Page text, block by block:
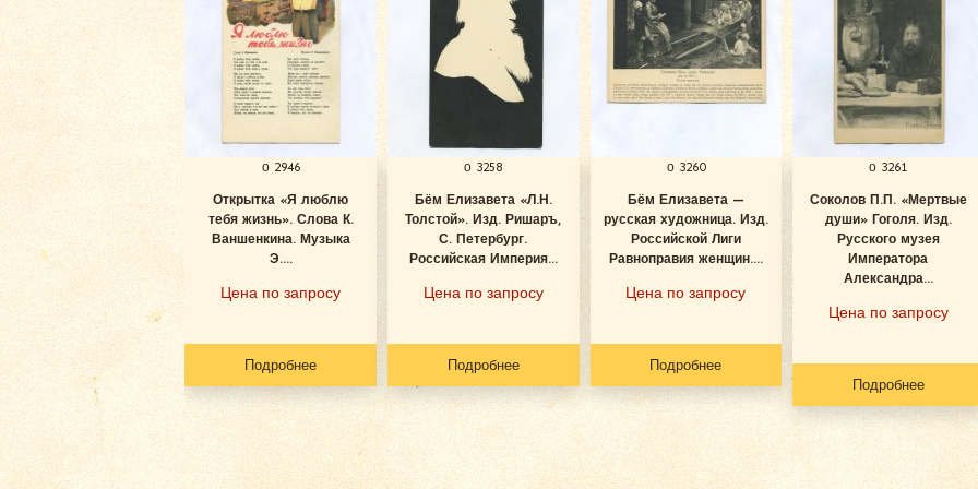
о 2946
Открытка «Я люблю
тебя жизнь». Слова К.
Ваншенкина. Музыка
Э....
Цена по запросу
Подробнее
о 3258
Бём Елизавета «Л.Н.
Толстой». Изд. Ришаръ,
С. Петербург.
Российская Империя...
Цена по запросу
Подробнее
о 3260
Бём Елизавета —
русская художница. Изд.
Российской Лиги
Равноправия женщин....
Цена по запросу
Подробнее
о 3261
Соколов П.П. «Мертвые
души» Гоголя. Изд.
Русского музея
Императора
Александра...
Цена по запросу
Подробнее